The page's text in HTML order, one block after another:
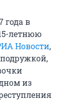
года в
летнюю
Новости,
из